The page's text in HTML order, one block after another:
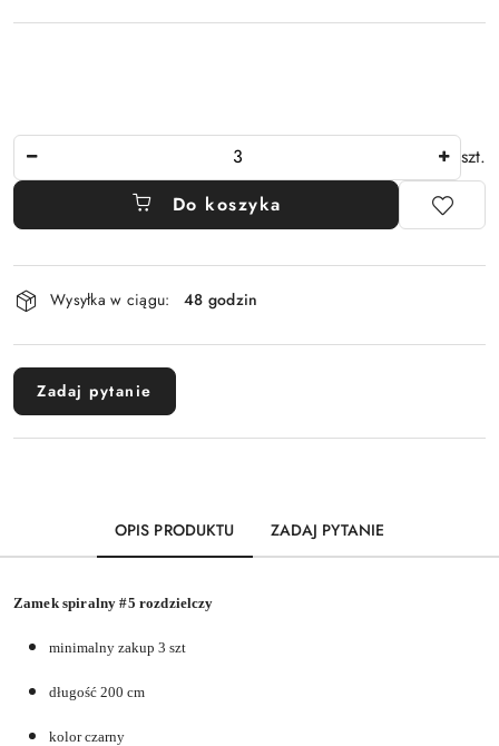
szt.
Do koszyka
Dostępność
i
dostawa
Wysyłka w ciągu: 48 godzin
Zadaj pytanie
OPIS PRODUKTU ZADAJ PYTANIE
Zamek spiralny #5 rozdzielczy
minimalny zakup 3 szt
długość 200 cm
kolor czarny